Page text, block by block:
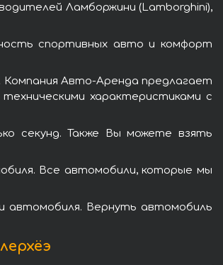
Ламборжини (Lamborghini),
спортивных авто и комфорт
Компания Авто-Аренда предлагает
характеристиками с
секунд. Также Вы можете взять
Все автомобили, которые мы
автомобиля. Вернуть автомобиль